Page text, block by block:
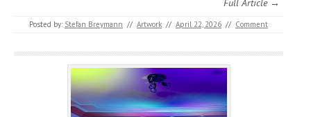
Full Article →
Posted by: Stefan Breymann // Artwork // April 22, 2026 // Comment